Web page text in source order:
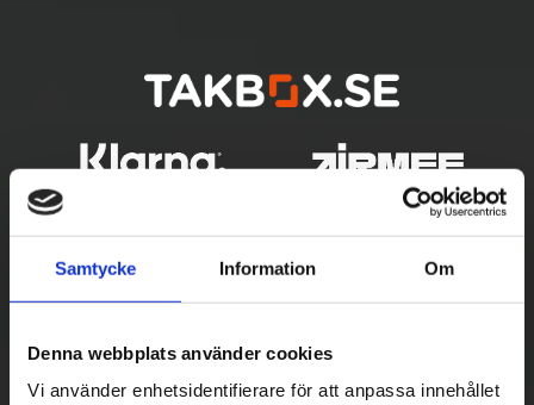
Samtycke Information Om
Denna webbplats använder cookies
Vi använder enhetsidentifierare för att anpassa innehållet